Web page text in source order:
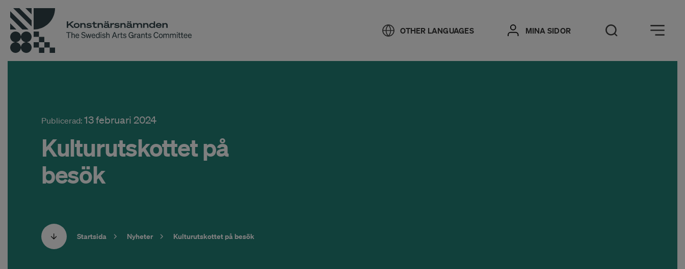
OTHER LANGUAGES MINA SIDOR Öppna sök
Öppna meny
Publicerad: 13 februari 2024
Kulturutskottet på
besök
Startsida Nyheter Kulturutskottet på besök